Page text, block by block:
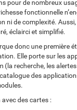
pour de nombreux
fonctionnelle
ni de complexité. Aussi,
éclairci et simplifié.
donc une première
Elle porte sur les
recherche, les
des
avec des cartes :